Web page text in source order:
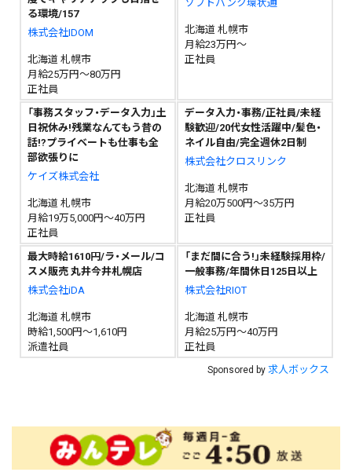
る環境/157
株式会社IDOM
北海道 札幌市
月給25万円～80万円
正社員
ソフトバンク環状通
北海道 札幌市
月給23万円～
正社員
「事務スタッフ・データ入力」土
日祝休み!残業なんてもう昔の
話!?プライベートも仕事も全
部欲張りに
ケイズ株式会社
北海道 札幌市
月給19万5,000円～40万円
正社員
データ入力・事務/正社員/未経
験歓迎/20代女性活躍中/髪色・
ネイル自由/完全週休2日制
株式会社クロスリンク
北海道 札幌市
月給20万500円～35万円
正社員
最大時給1610円/ラ・メール/コ
スメ販売 丸井今井札幌店
株式会社iDA
北海道 札幌市
時給1,500円～1,610円
派遣社員
「まだ間に合う!」未経験採用枠/
一般事務/年間休日125日以上
株式会社RIOT
北海道 札幌市
月給25万円～40万円
正社員
Sponsored by 求人ボックス